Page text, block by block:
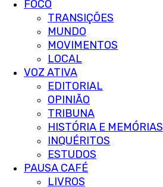
FOCO
TRANSIÇÕES
MUNDO
MOVIMENTOS
LOCAL
VOZ ATIVA
EDITORIAL
OPINIÃO
TRIBUNA
HISTÓRIA E MEMÓRIAS
INQUÉRITOS
ESTUDOS
PAUSA CAFÉ
LIVROS